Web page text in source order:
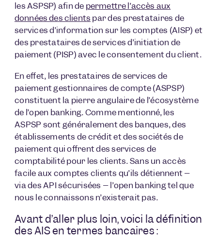
les ASPSP) afin de permettre l’accès aux
données des clients par des prestataires de
services d’information sur les comptes (AISP) et
des prestataires de services d’initiation de
paiement (PISP) avec le consentement du client.
En effet, les prestataires de services de
paiement gestionnaires de compte (ASPSP)
constituent la pierre angulaire de l’écosystème
de l’open banking. Comme mentionné, les
ASPSP sont généralement des banques, des
établissements de crédit et des sociétés de
paiement qui offrent des services de
comptabilité pour les clients. Sans un accès
facile aux comptes clients qu’ils détiennent –
via des API sécurisées – l’open banking tel que
nous le connaissons n’existerait pas.
Avant d’aller plus loin, voici la définition
des AIS en termes bancaires :